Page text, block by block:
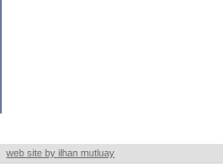
web site by ilhan mutluay